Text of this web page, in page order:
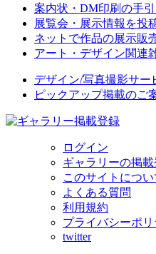
案内状・DM印刷の手引
展覧会・展示情報を投
ネットで作品の展示販
アート・デザイン関連
デザイン/写真撮影サー
ピックアップ掲載のご
ログイン
ギャラリーの掲
このサイトについ
よくある質問
利用規約
プライバシーポリ
twitter